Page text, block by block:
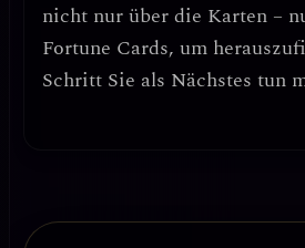
nicht nur über die Karten –
Fortune Cards, um
Schritt Sie als Nächstes tun